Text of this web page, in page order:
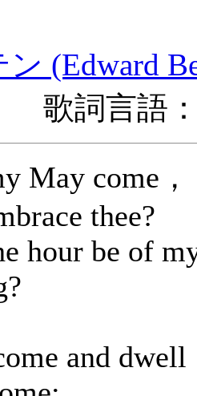
(Edward
詞言語：
May come，
thee?
hour be of
and dwell